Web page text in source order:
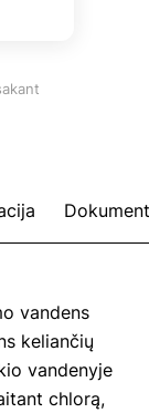
vandens
keliančių
vandenyje
chlorą,